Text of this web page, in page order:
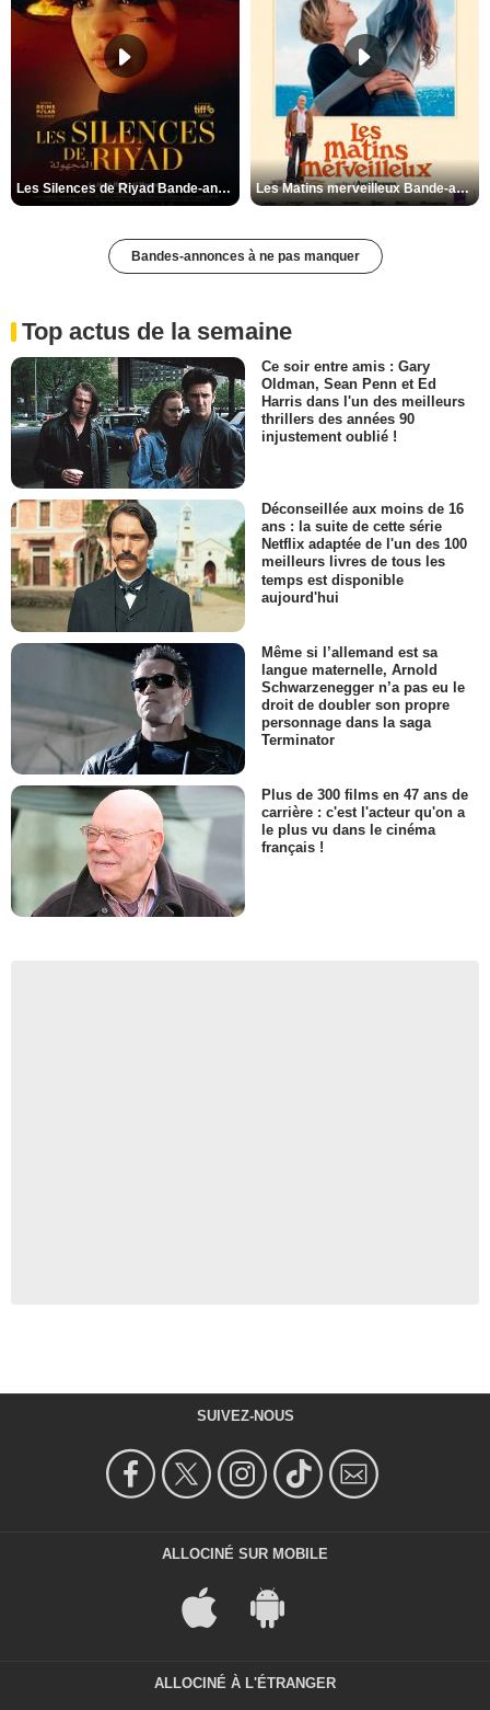
Les Silences de Riyad Bande-annonce VO STFR Les Matins merveilleux Bande-annonce VF
Bandes-annonces à ne pas manquer
Top actus de la semaine
Ce soir entre amis : Gary
Oldman, Sean Penn et Ed
Harris dans l'un des meilleurs
thrillers des années 90
injustement oublié !
Déconseillée aux moins de 16
ans : la suite de cette série
Netflix adaptée de l'un des 100
meilleurs livres de tous les
temps est disponible
aujourd'hui
Même si l’allemand est sa
langue maternelle, Arnold
Schwarzenegger n’a pas eu le
droit de doubler son propre
personnage dans la saga
Terminator
Plus de 300 films en 47 ans de
carrière : c'est l'acteur qu'on a
le plus vu dans le cinéma
français !
SUIVEZ-NOUS
ALLOCINÉ SUR MOBILE
ALLOCINÉ À L'ÉTRANGER